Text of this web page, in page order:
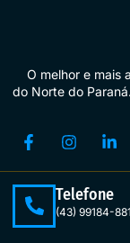
O melhor e mais
do Norte do Paraná.
Telefone
(43) 99184-